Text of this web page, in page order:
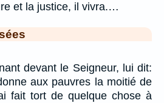
et la justice, il vivra.…
devant le Seigneur, lui dit:
aux pauvres la moitié de
fait tort de quelque chose à